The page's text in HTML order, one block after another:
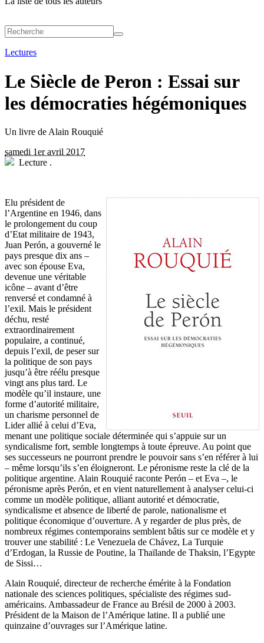
Lectures
Le Siècle de Peron : Essai sur
les démocraties hégémoniques
Un livre de Alain Rouquié
samedi 1er avril 2017
Lecture .
Elu président de
l’Argentine en 1946, dans
le prolongement du coup
d’Etat militaire de 1943,
Juan Perón, a gouverné le
pays presque dix ans –
avec son épouse Eva,
devenue une véritable
icône – avant d’être
renversé et condamné à
l’exil. Mais le président
déchu, resté
extraordinairement
populaire, a continué,
depuis l’exil, de peser sur
la politique de son pays
jusqu’à être réélu presque
vingt ans plus tard. Le
modèle qu’il instaure, une
forme d’autorité militaire,
un charisme personnel de
Lider allié à celui d’Eva,
menant une politique sociale déterminée qui s’appuie sur un
syndicalisme fort, semble longtemps à toute épreuve. Au point que
ses successeurs ne pourront prendre le pouvoir sans s’en référer à lui
– même lorsqu’ils s’en éloigneront. Le péronisme reste la clé de la
politique argentine. Alain Rouquié raconte Perón – et Eva –, le
péronisme après Perón, et en vient naturellement à analyser celui-ci
comme un modèle politique, alliant autorité et démocratie,
syndicalisme et absence de liberté de parole, nationalisme et
politique économique d’ouverture. A y regarder de plus près, de
nombreux régimes contemporains semblent bâtis sur ce modèle et y
trouver une stabilité : Le Venezuela de Chávez, La Turquie
d’Erdogan, la Russie de Poutine, la Thaïlande de Thaksin, l’Egypte
de Sissi…
Alain Rouquié, directeur de recherche émérite à la Fondation
nationale des sciences politiques, spécialiste des régimes sud-
américains. Ambassadeur de France au Brésil de 2000 à 2003.
Président de la Maison de l’Amérique latine. Il a publié une
quinzaine d’ouvrages sur l’Amérique latine.